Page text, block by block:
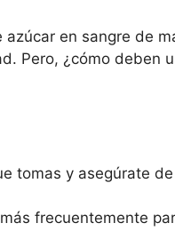
en sangre de
Pero, ¿cómo deben
tomas y asegúrate
frecuentemente